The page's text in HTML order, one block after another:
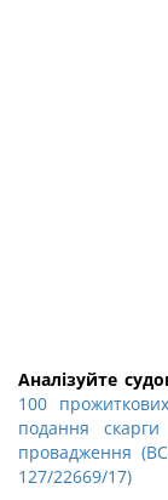
Аналізуйте
100
подання
провадження
127/22669/17)